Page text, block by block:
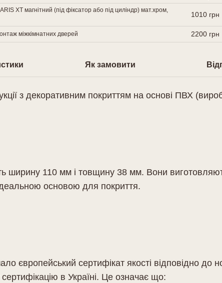
XT магнітний (під фіксатор або під циліндр) мат.хром,
1010 грн
міжкімнатних дверей 2200 грн
Як замовити
з декоративним покриттям на основі ПВХ
ширину 110 мм і товщину 38 мм. Вони
основою для покриття.
європейський сертифікат якості відповідно до
в Україні. Це означає що: